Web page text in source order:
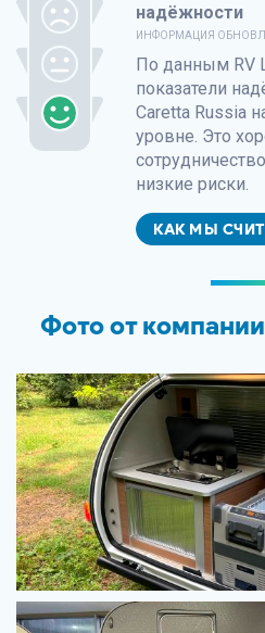
надёжности
ИНФОРМАЦИЯ
По данным RV
показатели
Caretta Russia
уровне. Это
низкие риски.
КАК МЫ
Фото от